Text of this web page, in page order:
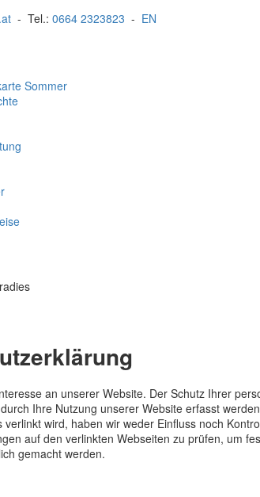
- Tel.: 0664 2323823 - EN
Sommer
an unserer Website. Der Schutz Ihrer
Ihre Nutzung unserer Website erfasst
verlinkt wird, haben wir weder Einfluss noch
auf den verlinkten Webseiten zu prüfen, um
gemacht werden.